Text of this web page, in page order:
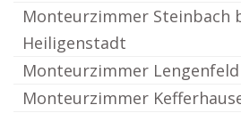
Monteurzimmer Steinbach
Heiligenstadt
Monteurzimmer
Monteurzimmer